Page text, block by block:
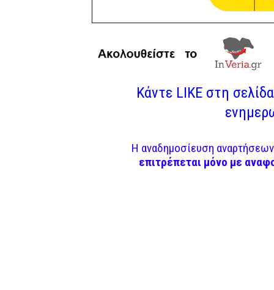
Κάντε LIKE στη
Η αναδημοσίευση
επιτρέπεται μόνο με